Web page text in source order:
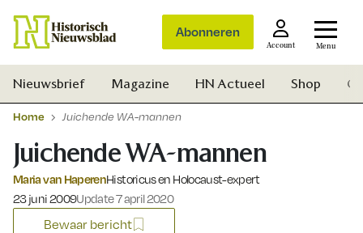
Abonneren
Account Menu
Nieuwsbrief Magazine HN Actueel Shop
Home Juichende WA-mannen
Juichende WA-mannen
Maria van HaperenHistoricus en Holocaust-expert
Gepubliceerd op:
23 juni 2009Update 7 april 2020
Bewaar bericht